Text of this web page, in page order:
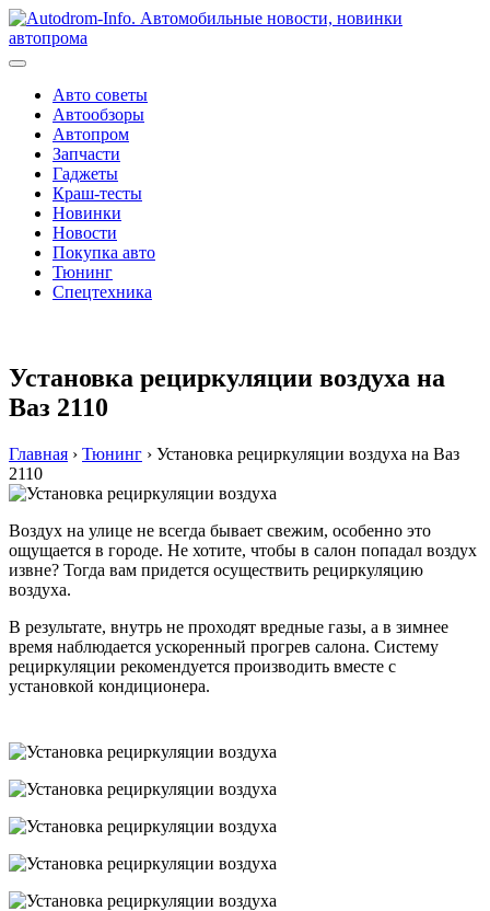
Перейти
к
содержимому
Авто советы
Автообзоры
Автопром
Запчасти
Гаджеты
Краш-тесты
Новинки
Новости
Покупка авто
Тюнинг
Спецтехника
Установка рециркуляции воздуха на
Ваз 2110
Главная › Тюнинг › Установка рециркуляции воздуха на Ваз
2110
Воздух на улице не всегда бывает свежим, особенно это
ощущается в городе. Не хотите, чтобы в салон попадал воздух
извне? Тогда вам придется осуществить рециркуляцию
воздуха.
В результате, внутрь не проходят вредные газы, а в зимнее
время наблюдается ускоренный прогрев салона. Систему
рециркуляции рекомендуется производить вместе с
установкой кондиционера.